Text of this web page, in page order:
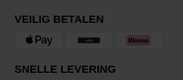
VEILIG BETALEN
SNELLE LEVERING